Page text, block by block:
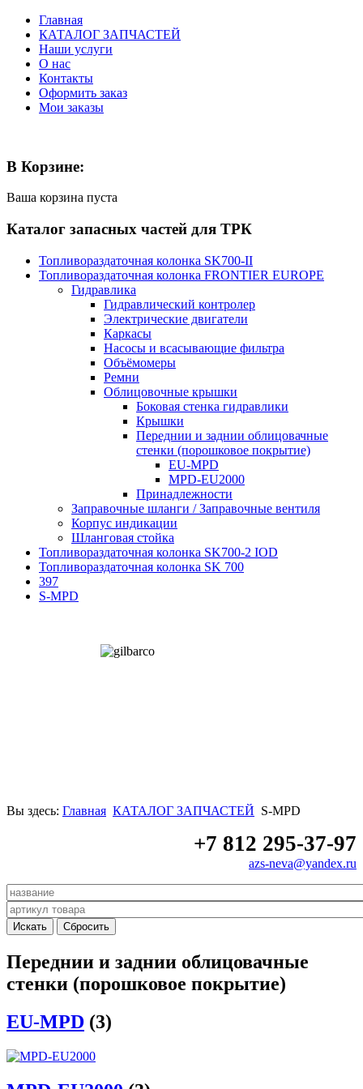
Главная
КАТАЛОГ ЗАПЧАСТЕЙ
Наши услуги
О нас
Контакты
Оформить заказ
Мои заказы
В Корзине:
Ваша корзина пуста
Каталог запасных частей для ТРК
Топливораздаточная колонка SK700-II
Топливораздаточная колонка FRONTIER EUROPE
Гидравлика
Гидравлический контролер
Электрические двигатели
Каркасы
Насосы и всасывающие фильтра
Объёмомеры
Ремни
Облицовочные крышки
Боковая стенка гидравлики
Крышки
Переднии и заднии облицовачные
стенки (порошковое покрытие)
EU-MPD
MPD-EU2000
Принадлежности
Заправочные шланги / Заправочные вентиля
Корпус индикации
Шланговая стойка
Топливораздаточная колонка SK700-2 IOD
Топливораздаточная колонка SK 700
397
S-MPD
Вы здесь: Главная КАТАЛОГ ЗАПЧАСТЕЙ S-MPD
+7 812 295-37-97
azs-neva@yandex.ru
Переднии и заднии облицовачные
стенки (порошковое покрытие)
EU-MPD (3)